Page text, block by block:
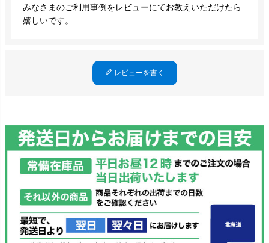
みなさまのご利用事例をレビューにてお教えいただけたら
嬉しいです。
レビューを書く